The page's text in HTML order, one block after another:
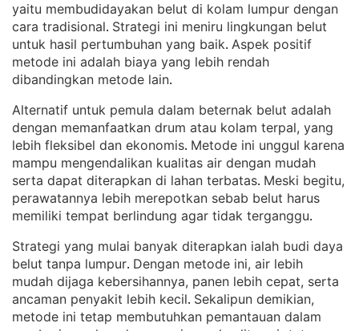
yaitu membudidayakan belut di kolam lumpur dengan
cara tradisional. Strategi ini meniru lingkungan belut
untuk hasil pertumbuhan yang baik. Aspek positif
metode ini adalah biaya yang lebih rendah
dibandingkan metode lain.
Alternatif untuk pemula dalam beternak belut adalah
dengan memanfaatkan drum atau kolam terpal, yang
lebih fleksibel dan ekonomis. Metode ini unggul karena
mampu mengendalikan kualitas air dengan mudah
serta dapat diterapkan di lahan terbatas. Meski begitu,
perawatannya lebih merepotkan sebab belut harus
memiliki tempat berlindung agar tidak terganggu.
Strategi yang mulai banyak diterapkan ialah budi daya
belut tanpa lumpur. Dengan metode ini, air lebih
mudah dijaga kebersihannya, panen lebih cepat, serta
ancaman penyakit lebih kecil. Sekalipun demikian,
metode ini tetap membutuhkan pemantauan dalam